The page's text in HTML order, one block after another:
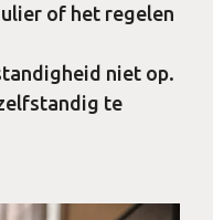
of het regelen
niet op.
te